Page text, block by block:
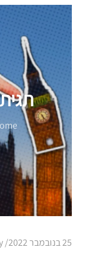
Posted
25 בנובמבר 2022